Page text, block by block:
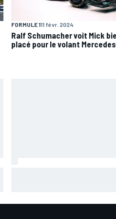
FORMULE 111 févr. 2024
Ralf Schumacher voit Mick
placé pour le volant Mercedes